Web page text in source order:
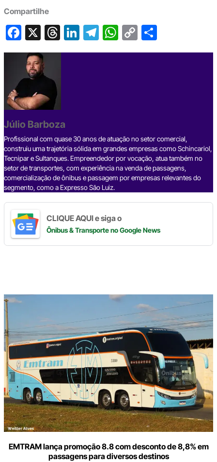
Compartilhe
F
a
c
e
b
o
o
k
X T
hr
s
Li
n
T
el
W
h
C
o
S
h
Júlio Barboza
Profissional com quase 30 anos de atuação no setor comercial,
construiu uma trajetória sólida em grandes empresas como Schincariol,
Tecnipar e Sultanques. Empreendedor por vocação, atua também no
setor de transportes, com experiência na venda de passagens,
comercialização de ônibus e passagem por empresas relevantes do
segmento, como a Expresso São Luiz.
CLIQUE AQUI e siga o
Ônibus & Transporteno Google News
EMTRAM lança promoção 8.8 com desconto de 8,8% em
passagens para diversos destinos
Digite
aqui
o
seu
e-
mail